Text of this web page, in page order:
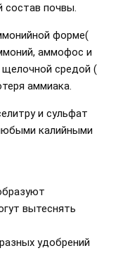
состав почвы.
форме(
аммофос и
средой (
аммиака.
и сульфат
калийными
вытеснять
удобрений